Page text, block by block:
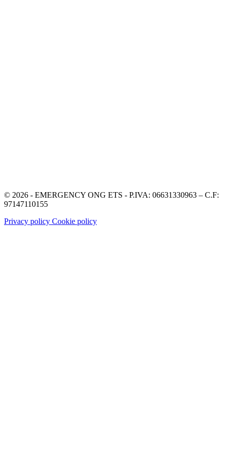
© 2026 - EMERGENCY ONG ETS - P.IVA: 06631330963 – C.F:
97147110155
Privacy policy Cookie policy